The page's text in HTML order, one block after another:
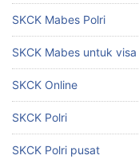
SKCK Mabes Polri
SKCK Mabes untuk visa
SKCK Online
SKCK Polri
SKCK Polri pusat